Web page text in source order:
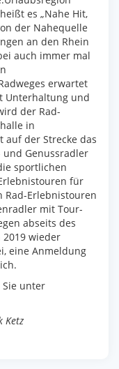
es „Nahe Hit,
der Nahequelle
an den Rhein
auch immer mal
erwartet
Unterhaltung und
der Rad-
in
auf der Strecke das
und Genussradler
sportlichen
für
Rad-Erlebnistouren
mit Tour-
abseits des
2019 wieder
eine Anmeldung
unter
Ketz